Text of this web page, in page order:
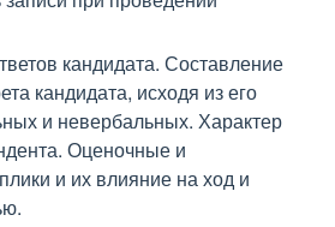
кандидата. Составление
кандидата, исходя из его
и невербальных. Характер
Оценочные и
и их влияние на ход и